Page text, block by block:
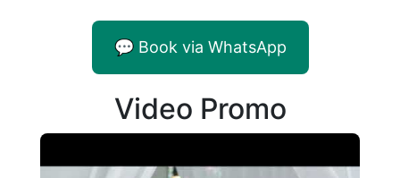
💬 Book via WhatsApp
Video Promo